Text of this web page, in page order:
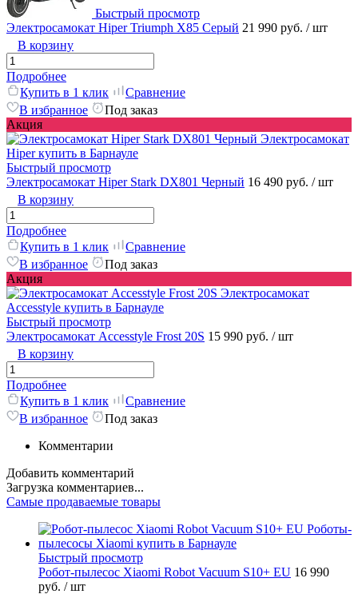
Быстрый просмотр
Электросамокат Hiper Triumph X85 Серый 21 990 руб. / шт
В корзину
Подробнее
Купить в 1 клик
Сравнение
В избранное
Под заказ
Акция
Быстрый просмотр
Электросамокат Hiper Stark DX801 Черный 16 490 руб. / шт
В корзину
Подробнее
Купить в 1 клик
Сравнение
В избранное
Под заказ
Акция
Быстрый просмотр
Электросамокат Accesstyle Frost 20S 15 990 руб. / шт
В корзину
Подробнее
Купить в 1 клик
Сравнение
В избранное
Под заказ
Комментарии
Добавить комментарий
Загрузка комментариев...
Самые продаваемые товары
Быстрый просмотр
Робот-пылесос Xiaomi Robot Vacuum S10+ EU 16 990
руб. / шт